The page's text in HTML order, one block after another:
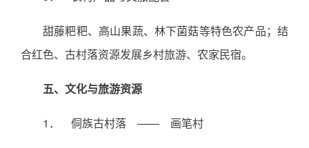
甜藤粑粑、高山果蔬、林下菌菇等特色农产品；结
合红色、古村落资源发展乡村旅游、农家民宿。
五、文化与旅游资源
1． 侗族古村落 —— 画笔村